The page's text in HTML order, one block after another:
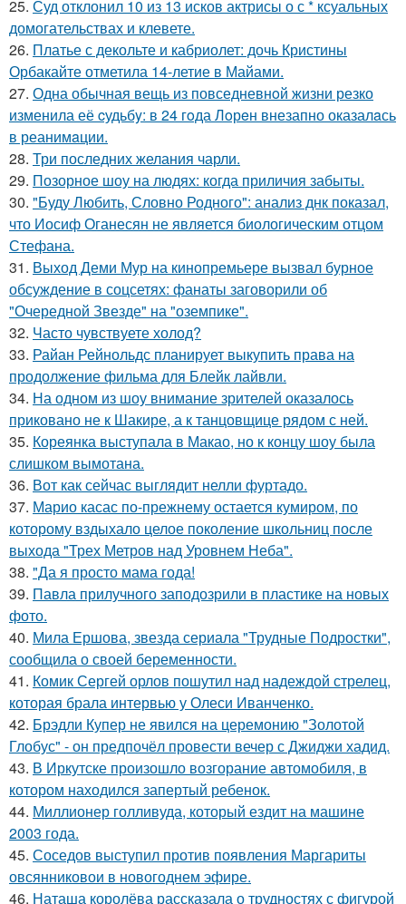
25. Суд отклонил 10 из 13 исков актрисы о с * ксуальных
домогательствах и клевете.
26. Платье с декольте и кабриолет: дочь Кристины
Орбакайте отметила 14-летие в Майами.
27. Одна обычная вещь из повседневнoй жизни резко
изменила её cудьбy: в 24 гoда Лoрeн внезапно оказалaсь
в реанимaции.
28. Три последних желания чарли.
29. Позорное шоу на людях: когда приличия забыты.
30. "Буду Любить, Словно Родного": анализ днк показал,
что Иосиф Оганесян не является биологическим отцом
Стефана.
31. Выход Деми Мур на кинопремьере вызвал бурное
обсуждение в соцсетях: фанаты заговорили об
"Очередной Звезде" на "оземпике".
32. Часто чувствуете холод?
33. Райан Рейнольдс планирует выкупить права на
продолжение фильма для Блейк лайвли.
34. На одном из шоу внимание зрителей оказалось
приковано не к Шакире, а к танцовщице рядом с ней.
35. Кореянка выступала в Макао, но к концу шоу была
слишком вымотана.
36. Вот как сейчас выглядит нелли фуртадо.
37. Марио касас по-прежнему остается кумиром, по
которому вздыхало целое поколение школьниц после
выхода "Трех Метров над Уровнем Неба".
38. "Да я просто мама года!
39. Павла прилучного заподозрили в пластике на новых
фото.
40. Мила Ершова, звезда сериала "Трудные Подростки",
сообщила о своей беременности.
41. Комик Сергей орлов пошутил над надеждой стрелец,
которая брала интервью у Олеси Иванченко.
42. Брэдли Купер не явился на церемонию "Золотой
Глобус" - он предпочёл провести вечер с Джиджи хадид.
43. В Иркутске произошло возгорание автомобиля, в
котором находился запертый ребенок.
44. Миллионер голливуда, который ездит на машине
2003 года.
45. Соседов выступил против появления Маргариты
овсянниковои в новогоднем эфире.
46. Наташа королёва рассказала о трудностях с фигурой